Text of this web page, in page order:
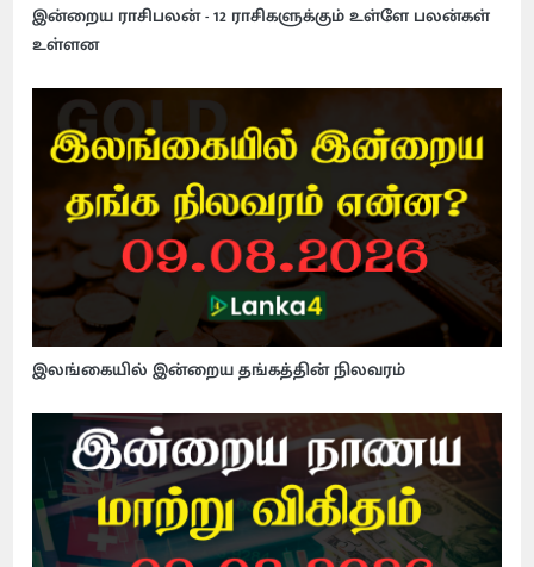
இன்றைய ராசிபலன் - 12 ராசிகளுக்கும் உள்ளே பலன்கள்
உள்ளன
இலங்கையில் இன்றைய தங்கத்தின் நிலவரம்